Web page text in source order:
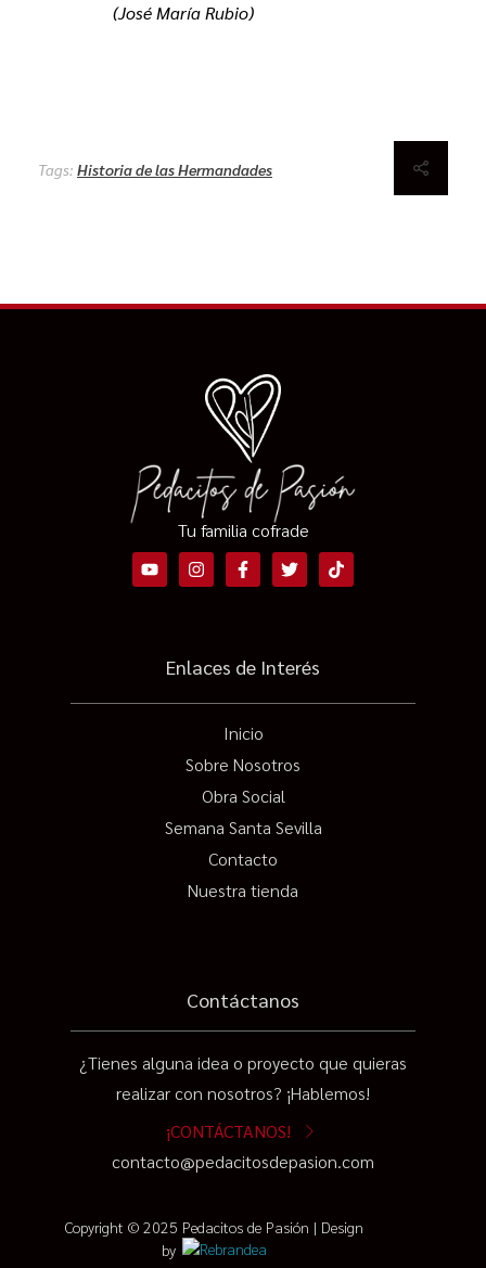
(José María Rubio)
Tags: Historia de las Hermandades
Tu familia cofrade
Enlaces de Interés
Inicio
Sobre Nosotros
Obra Social
Semana Santa Sevilla
Contacto
Nuestra tienda
Contáctanos
¿Tienes alguna idea o proyecto que quieras
realizar con nosotros? ¡Hablemos!
¡CONTÁCTANOS!
contacto@pedacitosdepasion.com
Copyright © 2025 Pedacitos de Pasión | Design
by